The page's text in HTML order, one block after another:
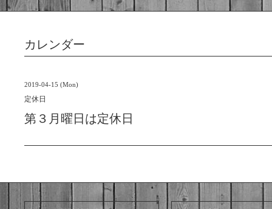
カレンダー
2019-04-15 (Mon)
定休日
第３月曜日は定休日